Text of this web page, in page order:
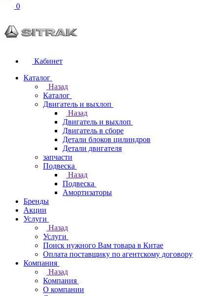
0
Кабинет
Каталог
Назад
Каталог
Двигатель и выхлоп
Назад
Двигатель и выхлоп
Двигатель в сборе
Детали блоков цилиндров
Детали двигателя
запчасти
Подвеска
Назад
Подвеска
Амортизаторы
Бренды
Акции
Услуги
Назад
Услуги
Поиск нужного Вам товара в Китае
Оплата поставщику по агентскому договору
Компания
Назад
Компания
О компании